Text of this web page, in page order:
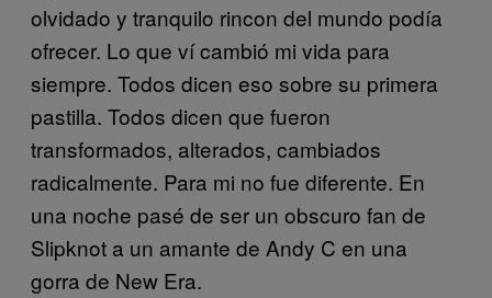
olvidado y tranquilo rincon del mundo podía
ofrecer. Lo que ví cambió mi vida para
siempre. Todos dicen eso sobre su primera
pastilla. Todos dicen que fueron
transformados, alterados, cambiados
radicalmente. Para mi no fue diferente. En
una noche pasé de ser un obscuro fan de
Slipknot a un amante de Andy C en una
gorra de New Era.